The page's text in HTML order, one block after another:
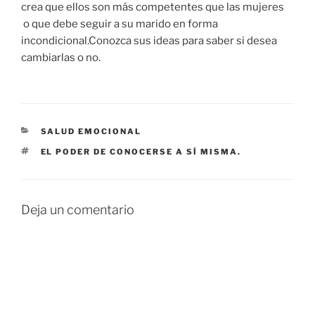
crea que ellos son más competentes que las mujeres
o que debe seguir a su marido en forma
incondicional.Conozca sus ideas para saber si desea
cambiarlas o no.
CATEGORÍAS
SALUD EMOCIONAL
ETIQUETAS
EL PODER DE CONOCERSE A SÍ MISMA.
Deja un comentario